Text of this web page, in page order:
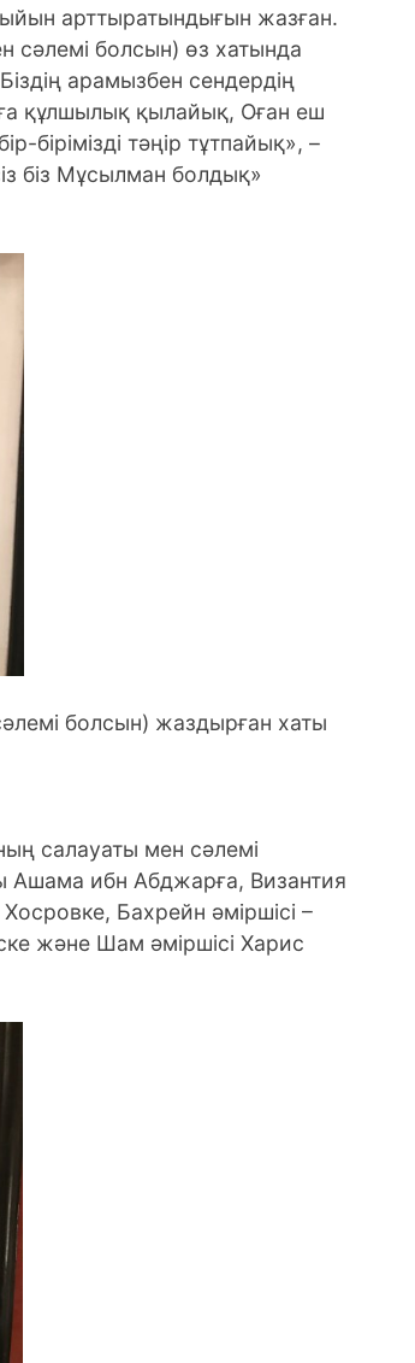
арттыратындығын жазған.
сәлемі болсын) өз хатында
арамызбен сендердің
құлшылық қылайық, Оған еш
бірімізді тәңір тұтпайық», –
біз Мұсылман болдық»
болсын) жаздырған хаты
салауаты мен сәлемі
Ашама ибн Абджарға, Византия
Бахрейн әміршісі –
және Шам әміршісі Харис